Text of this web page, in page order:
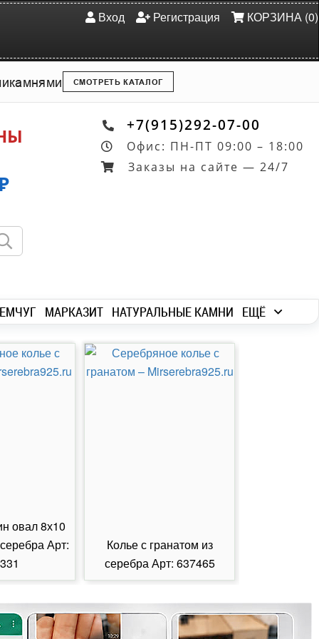
Вход Регистрация КОРЗИНА (0)
камнями СМОТРЕТЬ КАТАЛОГ
+7(915)292-07-00
Офис: ПН-ПТ 09:00 – 18:00
Заказы на сайте — 24/7
МАРКАЗИТ НАТУРАЛЬНЫЕ КАМНИ ЕЩЁ
овал 8х10
Арт:
Колье с гранатом из
серебра Арт: 637465